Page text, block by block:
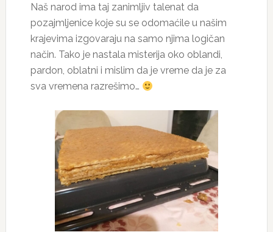
Naš narod ima taj zanimljiv talenat da
pozajmljenice koje su se odomaćile u našim
krajevima izgovaraju na samo njima logičan
način. Tako je nastala misterija oko oblandi,
pardon, oblatni i mislim da je vreme da je za
sva vremena razrešimo…